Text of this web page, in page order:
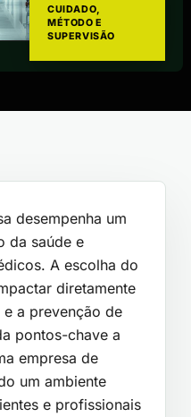
CUIDADO,
MÉTODO E
SUPERVISÃO
desempenha um
da saúde e
A escolha do
diretamente
a prevenção de
pontos-chave a
empresa de
um ambiente
e profissionais